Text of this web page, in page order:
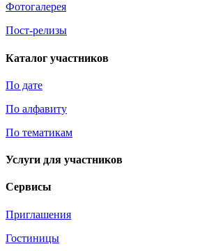
Фотогалерея
Пост-релизы
Каталог участников
По дате
По алфавиту
По тематикам
Услуги для участников
Сервисы
Приглашения
Гостиницы